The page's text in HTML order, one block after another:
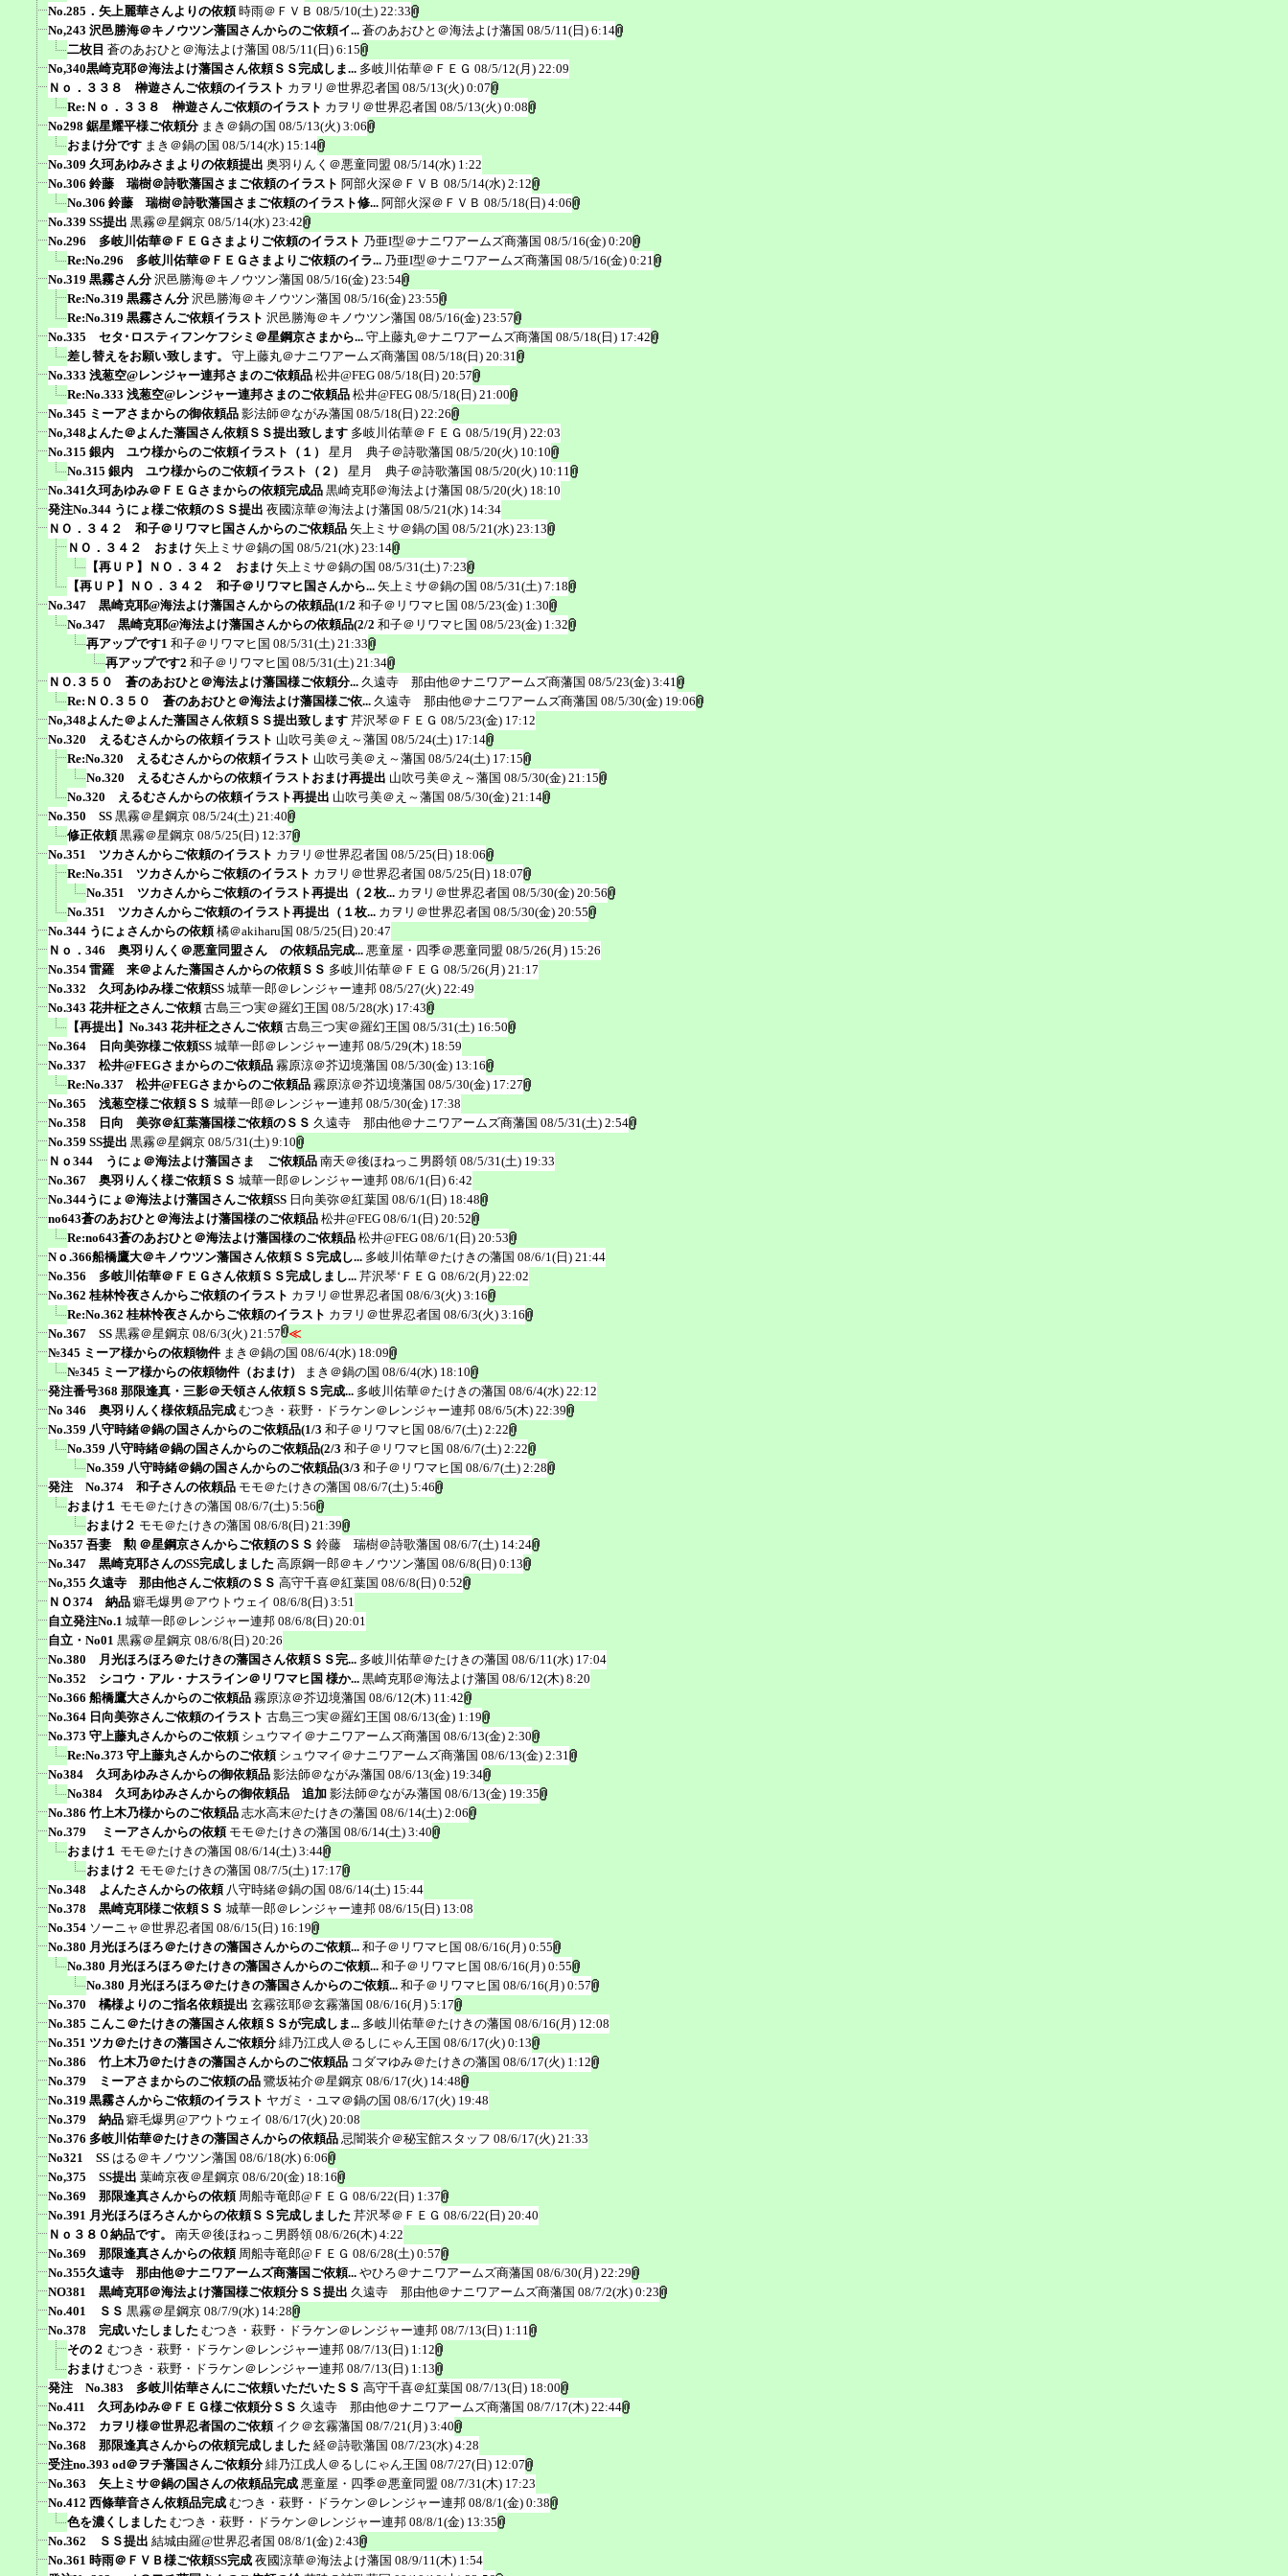
No.285．矢上麗華さんよりの依頼 時雨＠ＦＶＢ 08/5/10(土) 22:33
No,243 沢邑勝海＠キノウツン藩国さんからのご依頼イ... 蒼のあおひと＠海法よけ藩国 08/5/11(日) 6:14
二枚目 蒼のあおひと＠海法よけ藩国 08/5/11(日) 6:15
No,340黒崎克耶＠海法よけ藩国さん依頼ＳＳ完成しま... 多岐川佑華＠ＦＥＧ 08/5/12(月) 22:09
Ｎｏ．３３８ 榊遊さんご依頼のイラスト カヲリ＠世界忍者国 08/5/13(火) 0:07
Re:Ｎｏ．３３８ 榊遊さんご依頼のイラスト カヲリ＠世界忍者国 08/5/13(火) 0:08
No298 鋸星耀平様ご依頼分 まき＠鍋の国 08/5/13(火) 3:06
おまけ分です まき＠鍋の国 08/5/14(水) 15:14
No.309 久珂あゆみさまよりの依頼提出 奥羽りんく＠悪童同盟 08/5/14(水) 1:22
No.306 鈴藤 瑞樹＠詩歌藩国さまご依頼のイラスト 阿部火深＠ＦＶＢ 08/5/14(水) 2:12
No.306 鈴藤 瑞樹＠詩歌藩国さまご依頼のイラスト修... 阿部火深＠ＦＶＢ 08/5/18(日) 4:06
No.339 SS提出 黒霧＠星鋼京 08/5/14(水) 23:42
No.296 多岐川佑華＠ＦＥＧさまよりご依頼のイラスト 乃亜I型＠ナニワアームズ商藩国 08/5/16(金) 0:20
Re:No.296 多岐川佑華＠ＦＥＧさまよりご依頼のイラ... 乃亜I型＠ナニワアームズ商藩国 08/5/16(金) 0:21
No.319 黒霧さん分 沢邑勝海＠キノウツン藩国 08/5/16(金) 23:54
Re:No.319 黒霧さん分 沢邑勝海＠キノウツン藩国 08/5/16(金) 23:55
Re:No.319 黒霧さんご依頼イラスト 沢邑勝海＠キノウツン藩国 08/5/16(金) 23:57
No.335 セタ･ロスティフンケフシミ＠星鋼京さまから... 守上藤丸＠ナニワアームズ商藩国 08/5/18(日) 17:42
差し替えをお願い致します。
守上藤丸＠ナニワアームズ商藩国 08/5/18(日) 20:31
No.333 浅葱空@レンジャー連邦さまのご依頼品 松井@FEG 08/5/18(日) 20:57
Re:No.333 浅葱空@レンジャー連邦さまのご依頼品 松井@FEG 08/5/18(日) 21:00
No.345 ミーアさまからの御依頼品 影法師＠ながみ藩国 08/5/18(日) 22:26
No,348よんた＠よんた藩国さん依頼ＳＳ提出致します 多岐川佑華＠ＦＥＧ 08/5/19(月) 22:03
No.315 銀内 ユウ様からのご依頼イラスト（１）
星月 典子＠詩歌藩国 08/5/20(火) 10:10
No.315 銀内 ユウ様からのご依頼イラスト（２）
星月 典子＠詩歌藩国 08/5/20(火) 10:11
No.341久珂あゆみ＠ＦＥＧさまからの依頼完成品 黒崎克耶＠海法よけ藩国 08/5/20(火) 18:10
発注No.344 うにょ様ご依頼のＳＳ提出 夜國涼華＠海法よけ藩国 08/5/21(水) 14:34
ＮＯ．３４２ 和子＠リワマヒ国さんからのご依頼品 矢上ミサ＠鍋の国 08/5/21(水) 23:13
ＮＯ．３４２ おまけ 矢上ミサ＠鍋の国 08/5/21(水) 23:14
【再ＵＰ】ＮＯ．３４２ おまけ 矢上ミサ＠鍋の国 08/5/31(土) 7:23
【再ＵＰ】ＮＯ．３４２ 和子＠リワマヒ国さんから... 矢上ミサ＠鍋の国 08/5/31(土) 7:18
No.347 黒崎克耶@海法よけ藩国さんからの依頼品(1/2 和子＠リワマヒ国 08/5/23(金) 1:30
No.347 黒崎克耶@海法よけ藩国さんからの依頼品(2/2 和子＠リワマヒ国 08/5/23(金) 1:32
再アップです1 和子＠リワマヒ国 08/5/31(土) 21:33
再アップです2 和子＠リワマヒ国 08/5/31(土) 21:34
ＮＯ.３５０ 蒼のあおひと＠海法よけ藩国様ご依頼分... 久遠寺 那由他＠ナニワアームズ商藩国 08/5/23(金) 3:41
Re:ＮＯ.３５０ 蒼のあおひと＠海法よけ藩国様ご依... 久遠寺 那由他＠ナニワアームズ商藩国 08/5/30(金) 19:06
No,348よんた＠よんた藩国さん依頼ＳＳ提出致します 芹沢琴＠ＦＥＧ 08/5/23(金) 17:12
No.320 えるむさんからの依頼イラスト 山吹弓美＠え～藩国 08/5/24(土) 17:14
Re:No.320 えるむさんからの依頼イラスト 山吹弓美＠え～藩国 08/5/24(土) 17:15
No.320 えるむさんからの依頼イラストおまけ再提出 山吹弓美＠え～藩国 08/5/30(金) 21:15
No.320 えるむさんからの依頼イラスト再提出 山吹弓美＠え～藩国 08/5/30(金) 21:14
No.350 SS 黒霧＠星鋼京 08/5/24(土) 21:40
修正依頼 黒霧＠星鋼京 08/5/25(日) 12:37
No.351 ツカさんからご依頼のイラスト カヲリ＠世界忍者国 08/5/25(日) 18:06
Re:No.351 ツカさんからご依頼のイラスト カヲリ＠世界忍者国 08/5/25(日) 18:07
No.351 ツカさんからご依頼のイラスト再提出（２枚... カヲリ＠世界忍者国 08/5/30(金) 20:56
No.351 ツカさんからご依頼のイラスト再提出（１枚... カヲリ＠世界忍者国 08/5/30(金) 20:55
No.344 うにょさんからの依頼 橘＠akiharu国 08/5/25(日) 20:47
Ｎｏ．346 奥羽りんく＠悪童同盟さん の依頼品完成... 悪童屋・四季＠悪童同盟 08/5/26(月) 15:26
No.354 雷羅 来＠よんた藩国さんからの依頼ＳＳ 多岐川佑華＠ＦＥＧ 08/5/26(月) 21:17
No.332 久珂あゆみ様ご依頼SS 城華一郎＠レンジャー連邦 08/5/27(火) 22:49
No.343 花井柾之さんご依頼 古島三つ実＠羅幻王国 08/5/28(水) 17:43
【再提出】No.343 花井柾之さんご依頼 古島三つ実＠羅幻王国 08/5/31(土) 16:50
No.364 日向美弥様ご依頼SS 城華一郎＠レンジャー連邦 08/5/29(木) 18:59
No.337 松井@FEGさまからのご依頼品 霧原涼＠芥辺境藩国 08/5/30(金) 13:16
Re:No.337 松井@FEGさまからのご依頼品 霧原涼＠芥辺境藩国 08/5/30(金) 17:27
No.365 浅葱空様ご依頼ＳＳ 城華一郎＠レンジャー連邦 08/5/30(金) 17:38
No.358 日向 美弥＠紅葉藩国様ご依頼のＳＳ 久遠寺 那由他＠ナニワアームズ商藩国 08/5/31(土) 2:54
No.359 SS提出 黒霧＠星鋼京 08/5/31(土) 9:10
Ｎｏ344 うにょ＠海法よけ藩国さま ご依頼品 南天＠後ほねっこ男爵領 08/5/31(土) 19:33
No.367 奥羽りんく様ご依頼ＳＳ 城華一郎＠レンジャー連邦 08/6/1(日) 6:42
No.344うにょ＠海法よけ藩国さんご依頼SS 日向美弥＠紅葉国 08/6/1(日) 18:48
no643蒼のあおひと＠海法よけ藩国様のご依頼品 松井@FEG 08/6/1(日) 20:52
Re:no643蒼のあおひと＠海法よけ藩国様のご依頼品 松井@FEG 08/6/1(日) 20:53
Nｏ.366船橋鷹大＠キノウツン藩国さん依頼ＳＳ完成し... 多岐川佑華＠たけきの藩国 08/6/1(日) 21:44
No.356 多岐川佑華＠ＦＥＧさん依頼ＳＳ完成しまし... 芹沢琴‘ＦＥＧ 08/6/2(月) 22:02
No.362 桂林怜夜さんからご依頼のイラスト カヲリ＠世界忍者国 08/6/3(火) 3:16
Re:No.362 桂林怜夜さんからご依頼のイラスト カヲリ＠世界忍者国 08/6/3(火) 3:16
No.367 SS 黒霧＠星鋼京 08/6/3(火) 21:57 ≪
№345 ミーア様からの依頼物件 まき＠鍋の国 08/6/4(水) 18:09
№345 ミーア様からの依頼物件（おまけ）
まき＠鍋の国 08/6/4(水) 18:10
発注番号368 那限逢真・三影＠天領さん依頼ＳＳ完成... 多岐川佑華＠たけきの藩国 08/6/4(水) 22:12
No 346 奥羽りんく様依頼品完成 むつき・萩野・ドラケン＠レンジャー連邦 08/6/5(木) 22:39
No.359 八守時緒＠鍋の国さんからのご依頼品(1/3 和子＠リワマヒ国 08/6/7(土) 2:22
No.359 八守時緒＠鍋の国さんからのご依頼品(2/3 和子＠リワマヒ国 08/6/7(土) 2:22
No.359 八守時緒＠鍋の国さんからのご依頼品(3/3 和子＠リワマヒ国 08/6/7(土) 2:28
発注 No.374 和子さんの依頼品 モモ＠たけきの藩国 08/6/7(土) 5:46
おまけ１ モモ＠たけきの藩国 08/6/7(土) 5:56
おまけ２ モモ＠たけきの藩国 08/6/8(日) 21:39
No357 吾妻 勲 ＠星鋼京さんからご依頼のＳＳ 鈴藤 瑞樹＠詩歌藩国 08/6/7(土) 14:24
No.347 黒崎克耶さんのSS完成しました 高原鋼一郎＠キノウツン藩国 08/6/8(日) 0:13
No,355 久遠寺 那由他さんご依頼のＳＳ 高守千喜＠紅葉国 08/6/8(日) 0:52
ＮＯ374 納品 癖毛爆男＠アウトウェイ 08/6/8(日) 3:51
自立発注No.1 城華一郎＠レンジャー連邦 08/6/8(日) 20:01
自立・No01 黒霧＠星鋼京 08/6/8(日) 20:26
No.380 月光ほろほろ＠たけきの藩国さん依頼ＳＳ完... 多岐川佑華＠たけきの藩国 08/6/11(水) 17:04
No.352 シコウ・アル・ナスライン＠リワマヒ国 様か... 黒崎克耶＠海法よけ藩国 08/6/12(木) 8:20
No.366 船橋鷹大さんからのご依頼品 霧原涼＠芥辺境藩国 08/6/12(木) 11:42
No.364 日向美弥さんご依頼のイラスト 古島三つ実＠羅幻王国 08/6/13(金) 1:19
No.373 守上藤丸さんからのご依頼 シュウマイ＠ナニワアームズ商藩国 08/6/13(金) 2:30
Re:No.373 守上藤丸さんからのご依頼 シュウマイ＠ナニワアームズ商藩国 08/6/13(金) 2:31
No384 久珂あゆみさんからの御依頼品 影法師＠ながみ藩国 08/6/13(金) 19:34
No384 久珂あゆみさんからの御依頼品 追加 影法師＠ながみ藩国 08/6/13(金) 19:35
No.386 竹上木乃様からのご依頼品 志水高末@たけきの藩国 08/6/14(土) 2:06
No.379 ミーアさんからの依頼 モモ＠たけきの藩国 08/6/14(土) 3:40
おまけ１ モモ＠たけきの藩国 08/6/14(土) 3:44
おまけ２ モモ＠たけきの藩国 08/7/5(土) 17:17
No.348 よんたさんからの依頼 八守時緒＠鍋の国 08/6/14(土) 15:44
No.378 黒崎克耶様ご依頼ＳＳ 城華一郎＠レンジャー連邦 08/6/15(日) 13:08
No.354 ソーニャ＠世界忍者国 08/6/15(日) 16:19
No.380 月光ほろほろ＠たけきの藩国さんからのご依頼... 和子＠リワマヒ国 08/6/16(月) 0:55
No.380 月光ほろほろ＠たけきの藩国さんからのご依頼... 和子＠リワマヒ国 08/6/16(月) 0:55
No.380 月光ほろほろ＠たけきの藩国さんからのご依頼... 和子＠リワマヒ国 08/6/16(月) 0:57
No.370 橘様よりのご指名依頼提出 玄霧弦耶＠玄霧藩国 08/6/16(月) 5:17
No.385 こんこ＠たけきの藩国さん依頼ＳＳが完成しま... 多岐川佑華＠たけきの藩国 08/6/16(月) 12:08
No.351 ツカ＠たけきの藩国さんご依頼分 緋乃江戌人＠るしにゃん王国 08/6/17(火) 0:13
No.386 竹上木乃＠たけきの藩国さんからのご依頼品 コダマゆみ＠たけきの藩国 08/6/17(火) 1:12
No.379 ミーアさまからのご依頼の品 鷺坂祐介＠星鋼京 08/6/17(火) 14:48
No.319 黒霧さんからご依頼のイラスト ヤガミ・ユマ＠鍋の国 08/6/17(火) 19:48
No.379 納品 癖毛爆男@アウトウェイ 08/6/17(火) 20:08
No.376 多岐川佑華＠たけきの藩国さんからの依頼品 忌闇装介＠秘宝館スタッフ 08/6/17(火) 21:33
No321 SS はる＠キノウツン藩国 08/6/18(水) 6:06
No,375 SS提出 葉崎京夜＠星鋼京 08/6/20(金) 18:16
No.369 那限逢真さんからの依頼 周船寺竜郎@ＦＥＧ 08/6/22(日) 1:37
No.391 月光ほろほろさんからの依頼ＳＳ完成しました 芹沢琴＠ＦＥＧ 08/6/22(日) 20:40
Ｎｏ３８０納品です。
南天＠後ほねっこ男爵領 08/6/26(木) 4:22
No.369 那限逢真さんからの依頼 周船寺竜郎@ＦＥＧ 08/6/28(土) 0:57
No.355久遠寺 那由他＠ナニワアームズ商藩国ご依頼... やひろ＠ナニワアームズ商藩国 08/6/30(月) 22:29
NO381 黒崎克耶＠海法よけ藩国様ご依頼分ＳＳ提出 久遠寺 那由他＠ナニワアームズ商藩国 08/7/2(水) 0:23
No.401 ＳＳ 黒霧＠星鋼京 08/7/9(水) 14:28
No.378 完成いたしました むつき・萩野・ドラケン＠レンジャー連邦 08/7/13(日) 1:11
その２ むつき・萩野・ドラケン＠レンジャー連邦 08/7/13(日) 1:12
おまけ むつき・萩野・ドラケン＠レンジャー連邦 08/7/13(日) 1:13
発注 No.383 多岐川佑華さんにご依頼いただいたＳＳ 高守千喜＠紅葉国 08/7/13(日) 18:00
No.411 久珂あゆみ＠ＦＥＧ様ご依頼分ＳＳ 久遠寺 那由他＠ナニワアームズ商藩国 08/7/17(木) 22:44
No.372 カヲリ様＠世界忍者国のご依頼 イク＠玄霧藩国 08/7/21(月) 3:40
No.368 那限逢真さんからの依頼完成しました 経＠詩歌藩国 08/7/23(水) 4:28
受注no.393 od＠ヲチ藩国さんご依頼分 緋乃江戌人＠るしにゃん王国 08/7/27(日) 12:07
No.363 矢上ミサ＠鍋の国さんの依頼品完成 悪童屋・四季＠悪童同盟 08/7/31(木) 17:23
No.412 西條華音さん依頼品完成 むつき・萩野・ドラケン＠レンジャー連邦 08/8/1(金) 0:38
色を濃くしました むつき・萩野・ドラケン＠レンジャー連邦 08/8/1(金) 13:35
No.362 ＳＳ提出 結城由羅@世界忍者国 08/8/1(金) 2:43
No.361 時雨＠ＦＶＢ様ご依頼SS完成 夜國涼華＠海法よけ藩国 08/9/11(木) 1:54